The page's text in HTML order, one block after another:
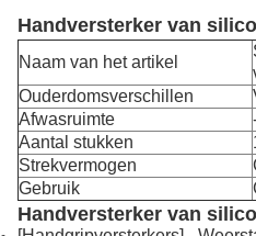
Handversterker van
Naam van het artikel
Ouderdomsverschillen
Afwasruimte
Aantal stukken
Strekvermogen
Gebruik
Handversterker van